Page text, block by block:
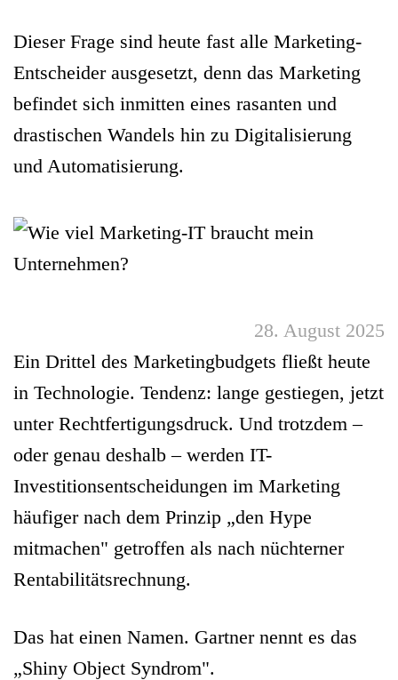
Dieser Frage sind heute fast alle Marketing-
Entscheider ausgesetzt, denn das Marketing
befindet sich inmitten eines rasanten und
drastischen Wandels hin zu Digitalisierung
und Automatisierung.
28. August 2025
Ein Drittel des Marketingbudgets fließt heute
in Technologie. Tendenz: lange gestiegen, jetzt
unter Rechtfertigungsdruck. Und trotzdem –
oder genau deshalb – werden IT-
Investitionsentscheidungen im Marketing
häufiger nach dem Prinzip „den Hype
mitmachen" getroffen als nach nüchterner
Rentabilitätsrechnung.
Das hat einen Namen. Gartner nennt es das
„Shiny Object Syndrom".